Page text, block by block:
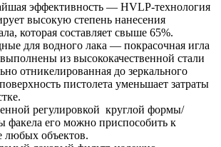
эффективность — HVLP-технология
высокую степень нанесения
которая составляет свыше 65%.
для водного лака — покрасочная игла
из высококачественной стали
отникелированная до зеркального
пистолета уменьшает затраты
регулировкой круглой формы/
факела его можно приспособить к
любых объектов.